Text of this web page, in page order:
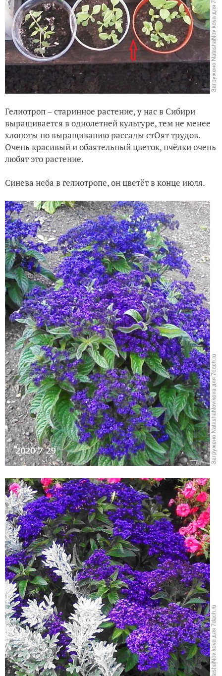
Гелиотроп – старинное растение, у нас в Сибири
выращивается в однолетней культуре, тем не менее
хлопоты по выращиванию рассады стОят трудов.
Очень красивый и обаятельный цветок, пчёлки очень
любят это растение.
Синева неба в гелиотропе, он цветёт в конце июля.